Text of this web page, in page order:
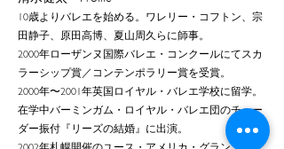
10歳よりバレエを始める。ワレリー・コフトン、宗
田静子、原田高博、夏山周久らに師事。
2000年ローザンヌ国際バレエ・コンクールにてスカ
ラーシップ賞／コンテンポラリー賞を受賞。
2000年〜2001年英国ロイヤル・バレエ学校に留学。
在学中バーミンガム・ロイヤル・バレエ団のチュー
ダー振付『リーズの結婚』に出演。
2002年札幌開催のユース・アメリカ・グランプリに